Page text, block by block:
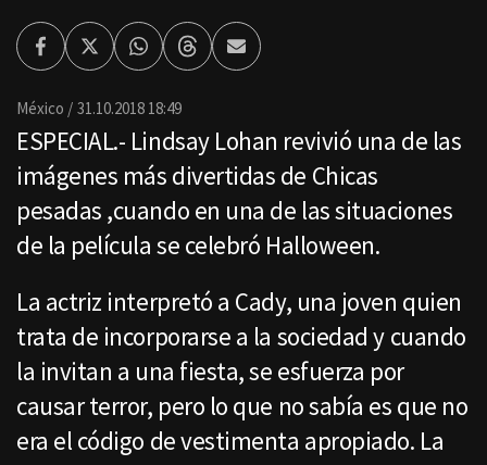
FacebookTwitterWhatsappThreadsEnviar
por
México 31.10.2018 18:49
ESPECIAL.- Lindsay Lohan revivió una de las
imágenes más divertidas de Chicas
pesadas ,cuando en una de las situaciones
de la película se celebró Halloween.
La actriz interpretó a Cady, una joven quien
trata de incorporarse a la sociedad y cuando
la invitan a una fiesta, se esfuerza por
causar terror, pero lo que no sabía es que no
era el código de vestimenta apropiado. La